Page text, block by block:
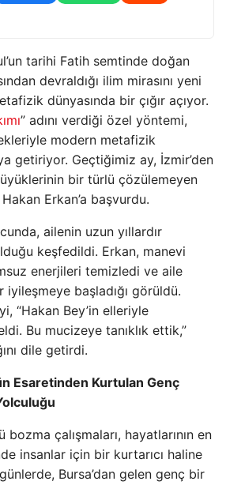
tarihi Fatih semtinde doğan
devraldığı ilim mirasını yeni
dünyasında bir çığır açıyor.
” adını verdiği özel yöntemi,
modern metafizik
getiriyor. Geçtiğimiz ay, İzmir’den
bir türlü çözülemeyen
Erkan’a başvurdu.
ailenin uzun yıllardır
keşfedildi. Erkan, manevi
enerjileri temizledi ve aile
başladığı görüldü.
“Hakan Bey’in elleriyle
Bu mucizeye tanıklık ettik,”
dile getirdi.
Esaretinden Kurtulan Genç
bozma çalışmaları, hayatlarının en
insanlar için bir kurtarıcı haline
Bursa’dan gelen genç bir